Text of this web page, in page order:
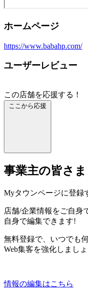
ホームページ
https://www.babahp.com/
ユーザーレビュー
この店舗を応援する！
ここから応援
事業主の皆さま
Myタウンページに登録
店舗/企業情報をご自身
自身で編集できます!
無料登録で、いつでも
Web集客を強化しましょ
情報の編集はこちら